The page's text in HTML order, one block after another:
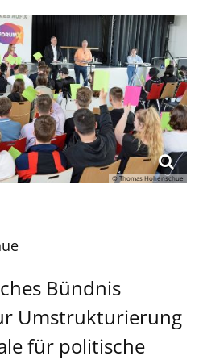
© Thomas Hohenschue
Bündnis
Umstrukturierung
für politische